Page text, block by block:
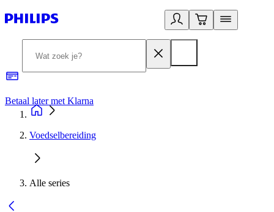
Betaal later met Klarna
Voedselbereiding
Alle series